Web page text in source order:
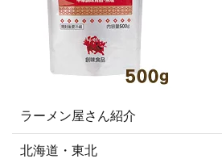
ラーメン屋さん紹介
北海道・東北